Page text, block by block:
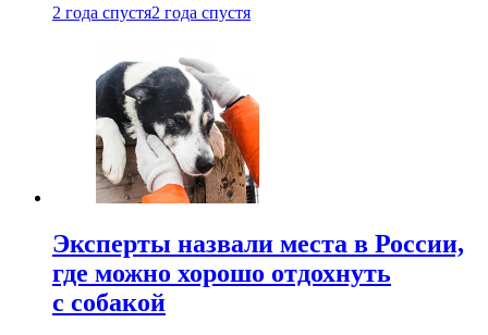
2 года спустя2 года спустя
Эксперты назвали места в России,
где можно хорошо отдохнуть
с собакой